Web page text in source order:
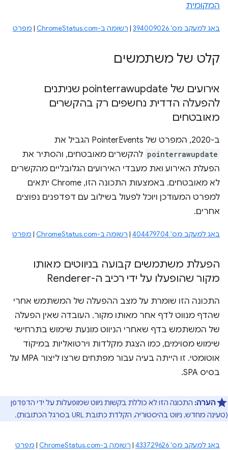
המקומית
באג למעקב מס' 394009026 | רשומה ב-ChromeStatus.com | מפרט
קלט של משתמשים
אירועים של pointerrawupdate שניתנים
להפעלה הדדית נחשפים רק בהקשרים
מאובטחים
ב-2020, המפרט של PointerEvents הגביל את
pointerrawupdate להקשרים מאובטחים, והסתיר את
הפעלת האירוע ואת מעבדי האירועים הגלובליים מהקשרים
לא מאובטחים. באמצעות התכונה הזו, Chrome יתאים
למפרט המעודכן ויוכל לפעול בשילוב עם דפדפנים נפוצים
אחרים.
באג למעקב מס' 404479704 | רשומה ב-ChromeStatus.com | מפרט
הפעלת משתמשים קבועה בניווטים מאותו
מקור שהופעלו על ידי רכיב ה-Renderer
התכונה הזו שומרת על מצב ההפעלה של המשתמש אחרי
שהדף מנווט לדף אחר מאותו מקור. העובדה שאין הפעלה
של המשתמש בדף שאחרי הניווט מונעת שימוש בתרחישי
שימוש מסוימים, כמו הצגת מקלדות וירטואליות במיקוד
אוטומטי. זו הייתה בעיה עבור מפתחים שרצו ליצור MPA על
בסיס SPA.
הערה: התכונה הזו לא כוללת בקשות ניווט שמופעלות על ידי הדפדפן
(טעינה מחדש, ניווט בהיסטוריה, הקלדת כתובת URL בסרגל הכתובות).
באג למעקב מס' 433729626 | רשומה ב-ChromeStatus.com | מפרט